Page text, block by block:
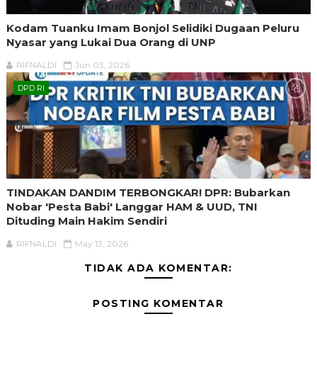
Kodam Tuanku Imam Bonjol Selidiki Dugaan Peluru
Nyasar yang Lukai Dua Orang di UNP
RIFNALDI Jun 03, 2026
DPD RI
TINDAKAN DANDIM TERBONGKAR! DPR: Bubarkan
Nobar 'Pesta Babi' Langgar HAM & UUD, TNI
Dituding Main Hakim Sendiri
RIFNALDI May 13, 2026
TIDAK ADA KOMENTAR:
POSTING KOMENTAR